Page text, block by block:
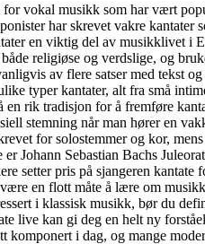
for vokal musikk som har vært
har skrevet vakre kantater
en viktig del av musikklivet i
religiøse og verdslige, og
av flere satser med tekst
typer kantater, alt fra små
en rik tradisjon for å fremføre
stemning når man hører en
for solostemmer og kor,
Johann Sebastian Bachs
setter pris på sjangeren kantate
en flott måte å lære om
i klassisk musikk, bør du
live kan gi deg en helt ny
komponert i dag, og mange